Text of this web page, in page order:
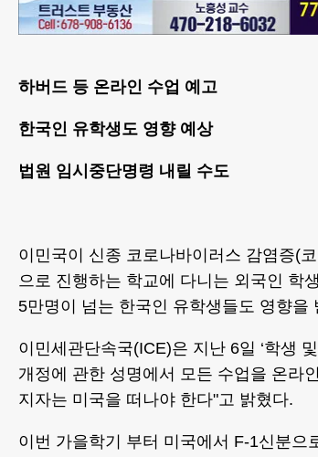
하버드 등 온라인 수업 예고
한국인 유학생도 영향 예상
법원 임시중단명령 내릴 수도
이민국이 신종 코로나바이러스 감염증(
으로 진행하는 학교에 다니는 외국인 학
5만명이 넘는 한국인 유학생들도 영향을
이민세관단속국(ICE)은 지난 6일 ‘학생
개정에 관한 성명에서 모든 수업을 온라
지자는 미국을 떠나야 한다"고 밝혔다.
이번 가을학기 부터 미국에서 F-1신분으